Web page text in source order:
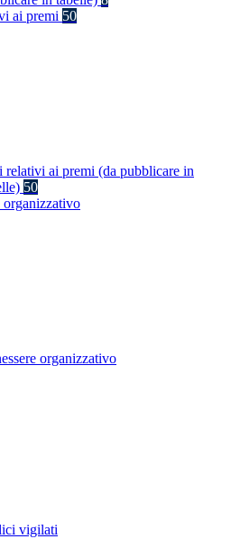
ai premi 50
relativi ai premi (da pubblicare in
50
organizzativo
organizzativo
vigilati